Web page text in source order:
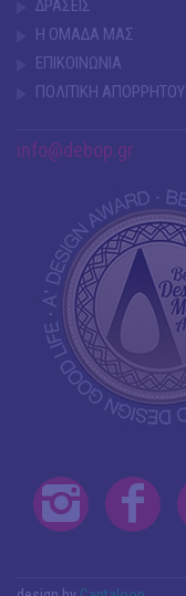
ΔΡΑΣΕΙΣ
Η ΟΜΑΔΑ ΜΑΣ
ΕΠΙΚΟΙΝΩΝΙΑ
ΠΟΛΙΤΙΚΗ ΑΠΟΡΡΗΤΟΥ
info@debop.gr